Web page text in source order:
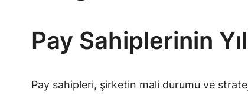
Pay Sahiplerinin
Pay sahipleri, şirketin mali durumu ve